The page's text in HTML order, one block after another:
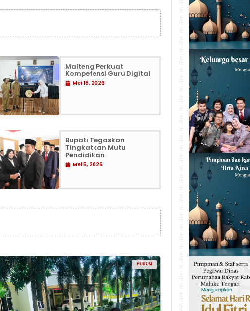
Malteng Perkuat
Kompetensi Guru Digital
Mei 18, 2026
Bupati Tegaskan
Tingkatkan Mutu
Pendidikan
Mei 5, 2026
HUKUM